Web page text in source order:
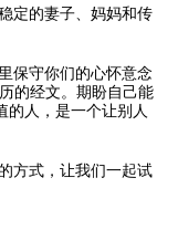
的妻子、妈妈和传
守你们的心怀意念
的经文。期盼自己能
的人，是一个让别人
式，让我们一起试